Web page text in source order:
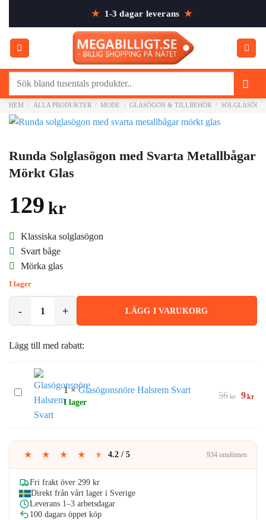
content
★ 1-3 dagar leverans ★
HEM / ALLA PRODUKTER / MODE / GLASÖGON & TILLBEHÖR /
Runda Solglasögon med Svarta Metallbågar
Mörkt Glas
129 kr
Klassiska solglasögon
Svart båge
Mörka glas
I lager
LÄGG I VARUKORG
Lägg till med rabatt:
Glasögonsnöre
Halsrem
1×Glasögonsnöre Halsrem Svart
I lager
56kr
Det
56kr.
9kr
★ ★ ★ ★ ★ 4.2 / 5 934 omdömen
Fri frakt över 299 kr
Direkt från vårt lager i Sverige
Leverans 1–3 arbetsdagar
100 dagars öppet köp